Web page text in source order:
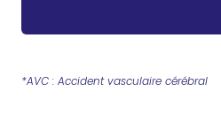
*AVC : Accident vasculaire cérébral